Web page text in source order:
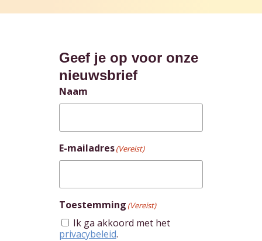
Geef je op voor onze
nieuwsbrief
Naam
E-mailadres(Vereist)
Toestemming (Vereist)
Ik ga akkoord met het
privacybeleid.